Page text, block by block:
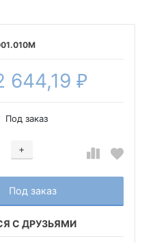
644,19 ₽
Под заказ
+
Добавляется...
Под заказ
Добавлен
С ДРУЗЬЯМИ